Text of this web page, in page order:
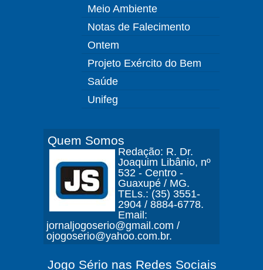
Meio Ambiente
Notas de Falecimento
Ontem
Projeto Exército do Bem
Saúde
Unifeg
Quem Somos
Redação: R. Dr.
Joaquim Libânio, nº
532 - Centro -
Guaxupé / MG.
TELs.: (35) 3551-
2904 / 8884-6778.
Email:
jornaljogoserio@gmail.com /
ojogoserio@yahoo.com.br.
Jogo Sério nas Redes Sociais